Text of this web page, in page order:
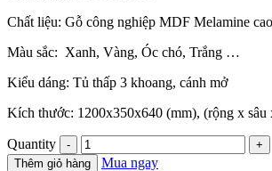
Chất liệu: Gỗ công nghiệp MDF Melamine
Màu sắc: Xanh, Vàng, Óc chó, Trắng …
Kiểu dáng: Tủ thấp 3 khoang, cánh mở
Kích thước: 1200x350x640 (mm), (rộng x sâu
Quantity
Thêm giỏ hàng Mua ngay